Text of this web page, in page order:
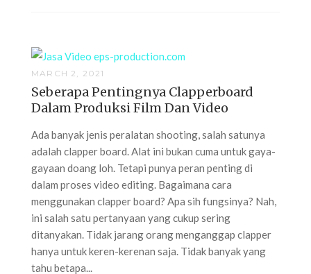
MARCH 2, 2021
Seberapa Pentingnya Clapperboard
Dalam Produksi Film Dan Video
Ada banyak jenis peralatan shooting, salah satunya
adalah clapper board. Alat ini bukan cuma untuk gaya-
gayaan doang loh. Tetapi punya peran penting di
dalam proses video editing. Bagaimana cara
menggunakan clapper board? Apa sih fungsinya? Nah,
ini salah satu pertanyaan yang cukup sering
ditanyakan. Tidak jarang orang menganggap clapper
hanya untuk keren-kerenan saja. Tidak banyak yang
tahu betapa...